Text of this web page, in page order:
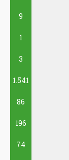
9
1
3
1.541
86
196
74